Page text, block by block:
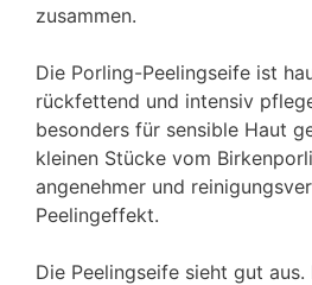
zusammen.
Die Porling-Peelingseife ist
rückfettend und intensiv
besonders für sensible Haut
kleinen Stücke vom
angenehmer und
Peelingeffekt.
Die Peelingseife sieht gut